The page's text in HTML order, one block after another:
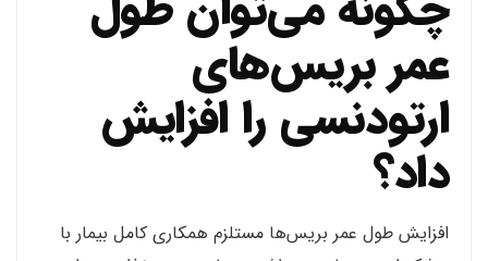
عمر بریس‌های
ارتودنسی را افزایش
داد؟
افزایش طول عمر بریس‌ها مستلزم همکاری کامل بیمار با